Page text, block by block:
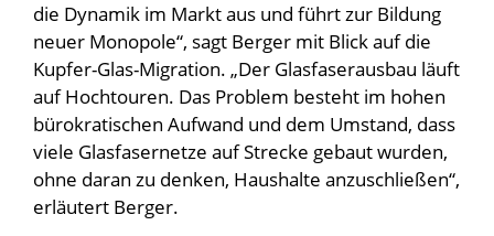
die Dynamik im Markt aus und führt zur Bildung
neuer Monopole“, sagt Berger mit Blick auf die
Kupfer-Glas-Migration. „Der Glasfaserausbau läuft
auf Hochtouren. Das Problem besteht im hohen
bürokratischen Aufwand und dem Umstand, dass
viele Glasfasernetze auf Strecke gebaut wurden,
ohne daran zu denken, Haushalte anzuschließen“,
erläutert Berger.